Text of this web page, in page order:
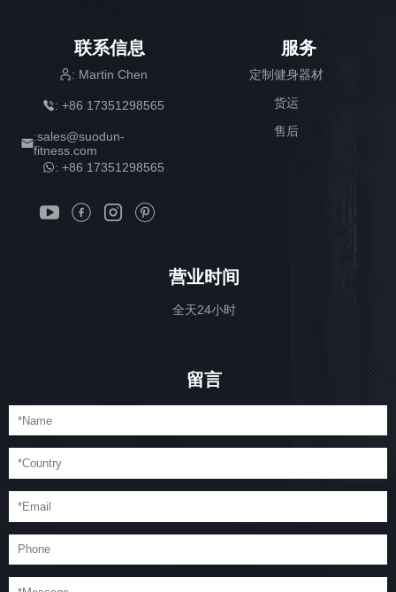
联系信息
: Martin Chen
: +86 17351298565
:sales@suodun-
fitness.com
: +86 17351298565
服务
定制健身器材
货运
售后
营业时间
全天24小时
留言